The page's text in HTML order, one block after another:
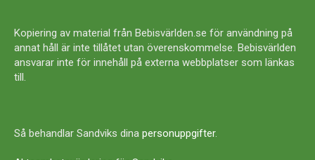
Kopiering av material från Bebisvärlden.se för användning på
annat håll är inte tillåtet utan överenskommelse. Bebisvärlden
ansvarar inte för innehåll på externa webbplatser som länkas
till.
Så behandlar Sandviks dina personuppgifter.